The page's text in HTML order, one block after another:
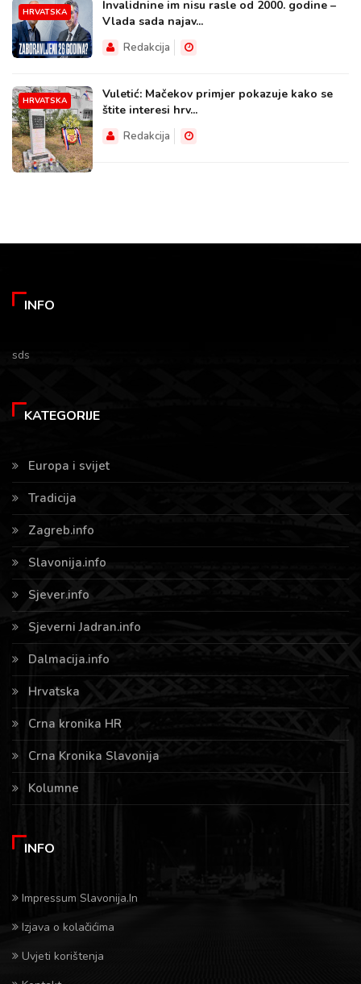
HRVATSKA
Invalidnine im nisu rasle od 2000. godine –
Vlada sada najav...
Redakcija
HRVATSKA
Vuletić: Mačekov primjer pokazuje kako se
štite interesi hrv...
Redakcija
INFO
sds
KATEGORIJE
Europa i svijet
Tradicija
Zagreb.info
Slavonija.info
Sjever.info
Sjeverni Jadran.info
Dalmacija.info
Hrvatska
Crna kronika HR
Crna Kronika Slavonija
Kolumne
INFO
Impressum Slavonija.In
Izjava o kolačićima
Uvjeti korištenja